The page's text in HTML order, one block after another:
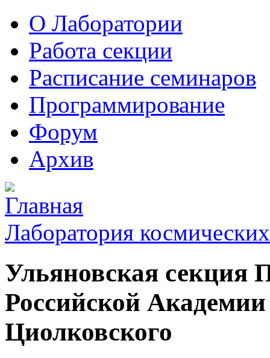
О Лаборатории
Работа секции
Расписание семинаров
Программирование
Форум
Архив
Лаборатория
Ульяновская секция
Российской
Циолковского